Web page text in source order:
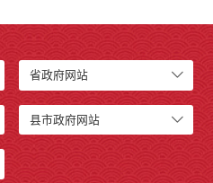
省政府网站
县市政府网站